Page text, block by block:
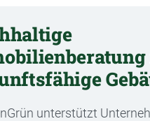
unterstützt